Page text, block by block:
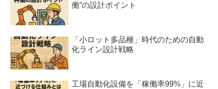
働”の設計ポイント
「小ロット多品種」時代のための自動
化ライン設計戦略
工場自動化設備を「稼働率99%」に近